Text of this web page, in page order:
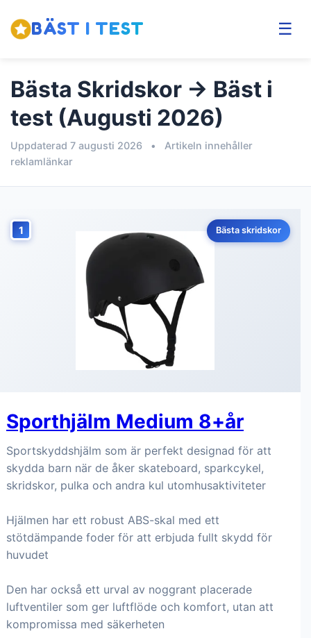
BÄST I TEST ☰
Bästa Skridskor → Bäst i
test (Augusti 2026)
Uppdaterad 7 augusti 2026 •
Artikeln innehåller
reklamlänkar
1 Bästa skridskor
Sporthjälm Medium 8+år
Sportskyddshjälm som är perfekt designad för att
skydda barn när de åker skateboard, sparkcykel,
skridskor, pulka och andra kul utomhusaktiviteter
Hjälmen har ett robust ABS-skal med ett
stötdämpande foder för att erbjuda fullt skydd för
huvudet
Den har också ett urval av noggrant placerade
luftventiler som ger luftflöde och komfort, utan att
kompromissa med säkerheten